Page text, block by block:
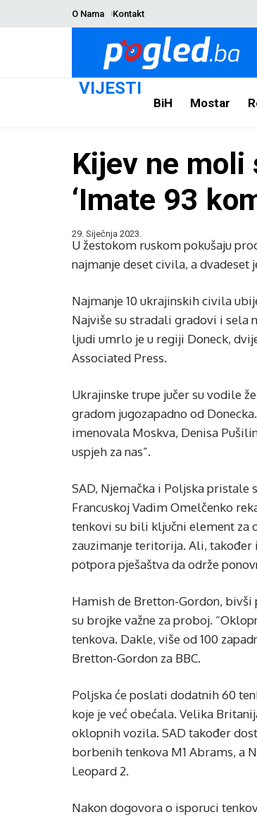
O Nama Kontakt
VIJESTI
BiH Mostar
Kijev ne moli
‘Imate 93
29. Siječnja 2023.
U žestokom ruskom pokušaju
najmanje deset civila, a dvadeset
Najmanje 10 ukrajinskih civila
Najviše su stradali gradovi i sela
ljudi umrlo je u regiji Doneck,
Associated Press.
Ukrajinske trupe jučer su vodile
gradom jugozapadno od
imenovala Moskva, Denisa
uspjeh za nas”.
SAD, Njemačka i Poljska pristale
Francuskoj Vadim Omelčenko
tenkovi su bili ključni element za
zauzimanje teritorija. Ali,
potpora pješaštva da održe
Hamish de Bretton-Gordon,
su brojke važne za proboj.
tenkova. Dakle, više od 100
Bretton-Gordon za BBC.
Poljska će poslati dodatnih 60
koje je već obećala. Velika
oklopnih vozila. SAD također
borbenih tenkova M1 Abrams, a
Leopard 2.
Nakon dogovora o isporuci